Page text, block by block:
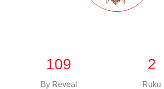
109
By Reveal
2
Ruku